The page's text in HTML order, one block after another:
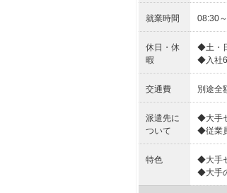
就業時間 08:30
休日・休
暇
◆土・
◆入社6
交通費 別途全
派遣先に
ついて
◆大手
◆従業
特色
◆大手
◆大手